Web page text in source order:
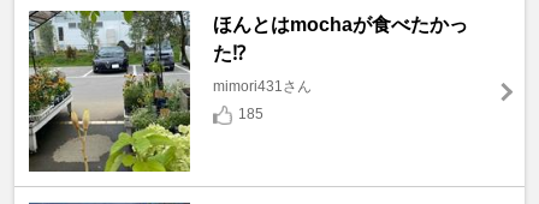
ほんとはmochaが食べたかっ
た⁉️
mimori431さん
185